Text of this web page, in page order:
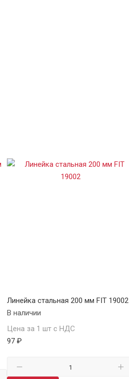
Линейка стальная 200 мм FIT 19002
В наличии
Цена за 1 шт с НДС
97 ₽